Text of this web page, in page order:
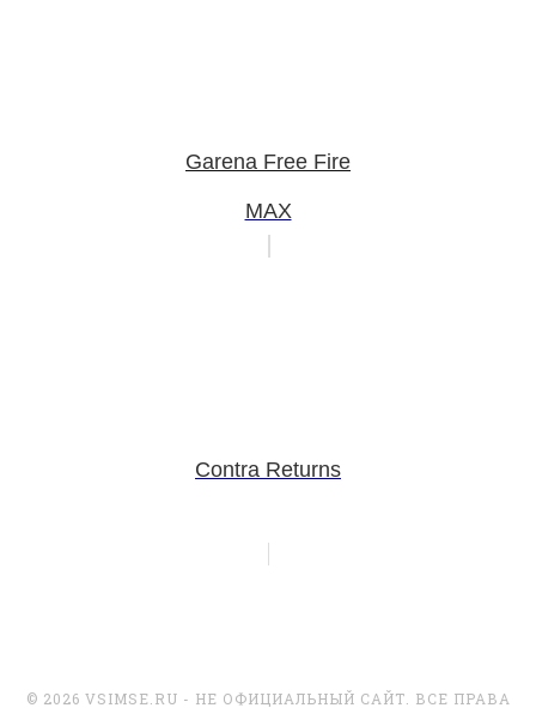
Garena Free Fire
MAX
Contra Returns
© 2026 VSIMSE.RU - НЕ ОФИЦИАЛЬНЫЙ САЙТ. ВСЕ ПРАВА